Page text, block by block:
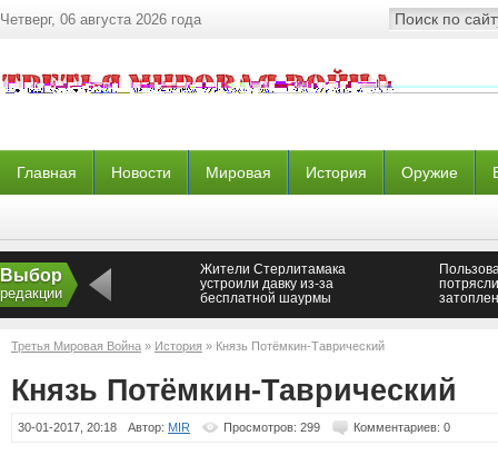
Четверг, 06 августа 2026 года
Главная Новости Мировая История Оружие
Выбор
редакции
Жители Стерлитамака
устроили давку из-за
бесплатной шаурмы
Третья Мировая Война » История » Князь Потёмкин-Таврический
Князь Потёмкин-Таврический
30-01-2017, 20:18 Автор: MIR Просмотров: 299 Комментариев: 0